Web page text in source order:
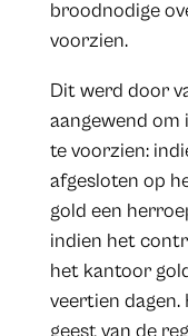
broodnodige
voorzien.
Dit werd door
aangewend
te voorzien:
afgesloten op
gold een
indien het
het kantoor
veertien dagen.
geest van de